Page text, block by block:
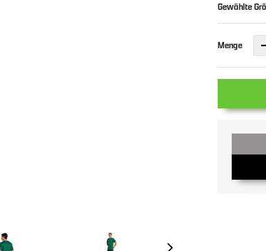
Gewählte
Menge